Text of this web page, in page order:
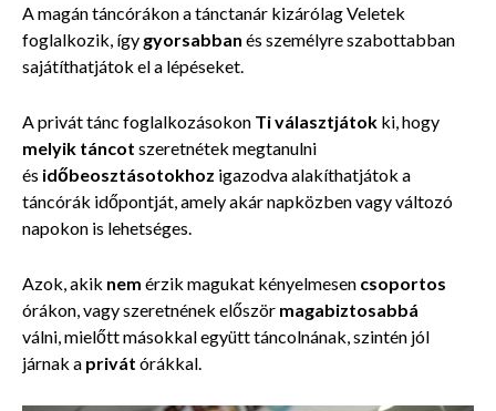
A magán táncórákon a tánctanár kizárólag Veletek
foglalkozik, így gyorsabban és személyre szabottabban
sajátíthatjátok el a lépéseket.
A privát tánc foglalkozásokon Ti választjátok ki, hogy
melyik táncot szeretnétek megtanulni
és időbeosztásotokhoz igazodva alakíthatjátok a
táncórák időpontját, amely akár napközben vagy változó
napokon is lehetséges.
Azok, akik nem érzik magukat kényelmesen csoportos
órákon, vagy szeretnének először magabiztosabbá
válni, mielőtt másokkal együtt táncolnának, szintén jól
járnak a privát órákkal.